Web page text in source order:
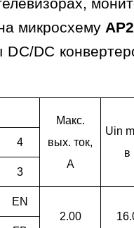
микросхему
DC
Макс.
вых. ток,
A
Uin
в
4
3
EN
2.00